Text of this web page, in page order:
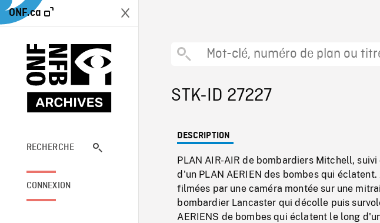
ONF.ca
RECHERCHE
CONNEXION
STK-ID 27227
DESCRIPTION
PLAN AIR-AIR de bombardiers Mitchell,
d'un PLAN AERIEN des bombes qui
filmées par une caméra montée sur une
bombardier Lancaster qui décolle puis
AERIENS de bombes qui éclatent le long